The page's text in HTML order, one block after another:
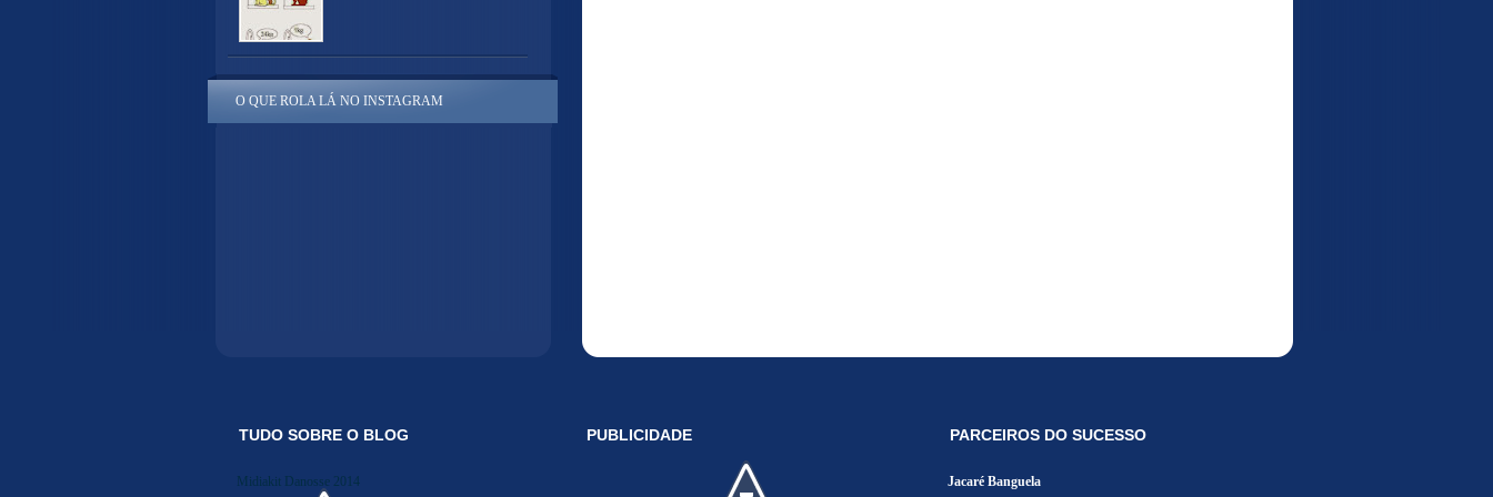
O QUE ROLA LÁ NO INSTAGRAM
TUDO SOBRE O BLOG
Midiakit Danosse 2014
PUBLICIDADE PARCEIROS DO SUCESSO
Jacaré Banguela